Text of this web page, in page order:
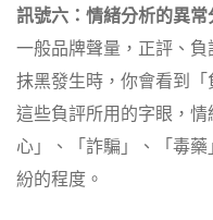
訊號六：情緒分析的異常
一般品牌聲量，正評、
抹黑發生時，你會看到
這些負評所用的字眼，
心」、「詐騙」、「毒
紛的程度。